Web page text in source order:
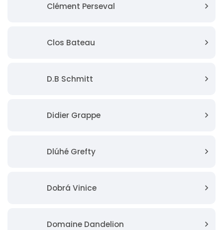
Clément Perseval
Clos Bateau
D.B Schmitt
Didier Grappe
Dlúhé Grefty
Dobrá Vinice
Domaine Dandelion